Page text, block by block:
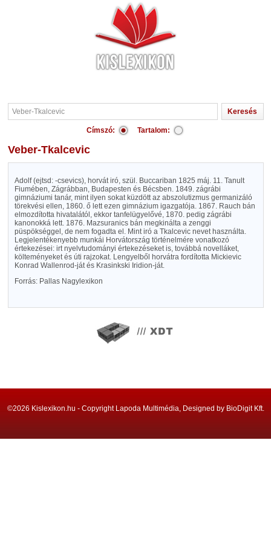
Címszó: Tartalom:
Veber-Tkalcevic
Adolf (ejtsd: -csevics), horvát iró, szül. Buccariban 1825 máj. 11. Tanult
Fiumében, Zágrábban, Budapesten és Bécsben. 1849. zágrábi
gimnáziumi tanár, mint ilyen sokat küzdött az abszolutizmus germanizáló
törekvési ellen, 1860. ő lett ezen gimnázium igazgatója. 1867. Rauch bán
elmozdította hivatalától, ekkor tanfelügyelővé, 1870. pedig zágrábi
kanonokká lett. 1876. Mazsuranics bán megkinálta a zenggi
püspökséggel, de nem fogadta el. Mint iró a Tkalcevic nevet használta.
Legjelentékenyebb munkái Horvátország történelmére vonatkozó
értekezései: irt nyelvtudományi értekezéseket is, továbbá novelláket,
költeményeket és úti rajzokat. Lengyelből horvátra fordította Mickievic
Konrad Wallenrod-ját és Krasinkski Iridion-ját.
Forrás: Pallas Nagylexikon
©2026 Kislexikon.hu - Copyright Lapoda Multimédia, Designed by BioDigit Kft.